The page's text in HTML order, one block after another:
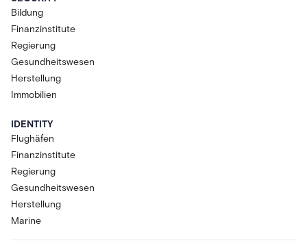
Bildung
Finanzinstitute
Regierung
Gesundheitswesen
Herstellung
Immobilien
IDENTITY
Flughäfen
Finanzinstitute
Regierung
Gesundheitswesen
Herstellung
Marine